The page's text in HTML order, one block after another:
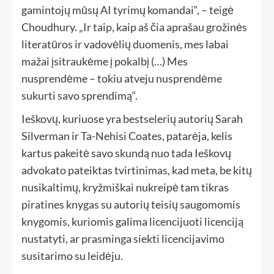
gamintojų mūsų AI tyrimų komandai“, – teigė
Choudhury. „Ir taip, kaip aš čia aprašau grožinės
literatūros ir vadovėlių duomenis, mes labai
mažai įsitraukėme į pokalbį (…) Mes
nusprendėme – tokiu atveju nusprendėme
sukurti savo sprendimą“.
Ieškovų, kuriuose yra bestselerių autorių Sarah
Silverman ir Ta-Nehisi Coates, patarėja, kelis
kartus pakeitė savo skundą nuo tada Ieškovų
advokato pateiktas tvirtinimas, kad meta, be kitų
nusikaltimų, kryžmiškai nukreipė tam tikras
piratines knygas su autorių teisių saugomomis
knygomis, kuriomis galima licencijuoti licenciją
nustatyti, ar prasminga siekti licencijavimo
susitarimo su leidėju.